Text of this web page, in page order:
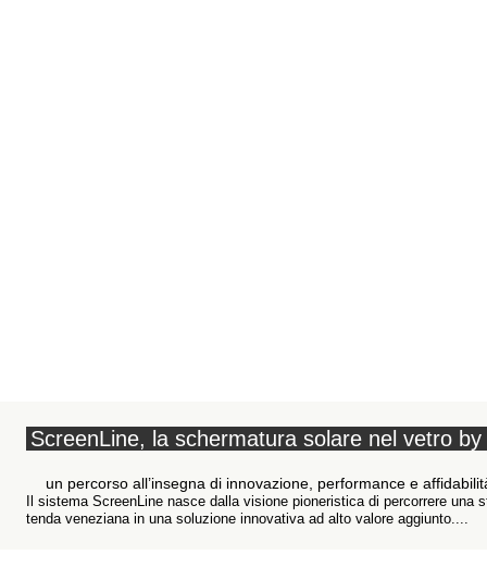
ScreenLine, la schermatura solare nel vetro
un percorso all’insegna di innovazione, performance e
Il sistema ScreenLine nasce dalla visione pioneristica di percorrere
tenda veneziana in una soluzione innovativa ad alto valore aggiunto....